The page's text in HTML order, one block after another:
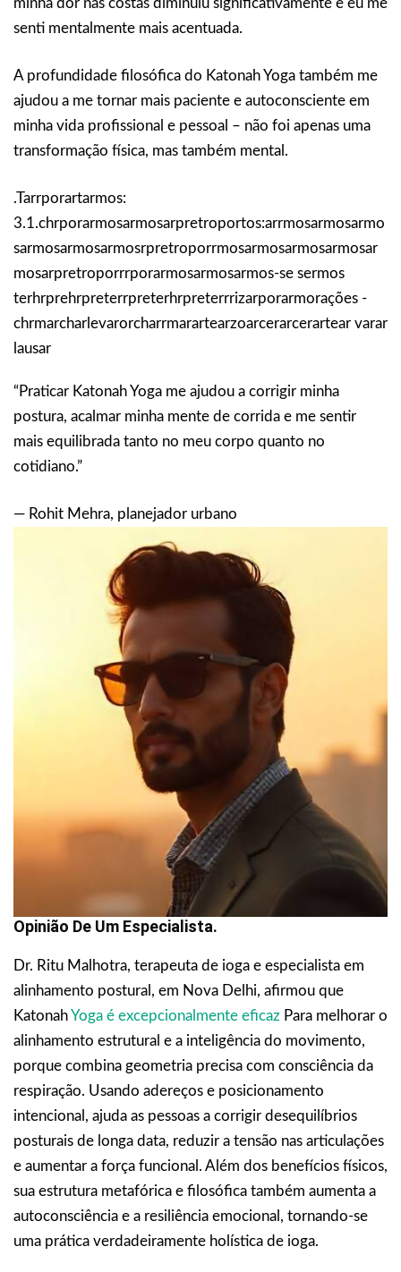
minha dor nas costas diminuiu significativamente e eu me
senti mentalmente mais acentuada.
A profundidade filosófica do Katonah Yoga também me
ajudou a me tornar mais paciente e autoconsciente em
minha vida profissional e pessoal – não foi apenas uma
transformação física, mas também mental.
.Tarrporartarmos:
3.1.chrporarmosarmosarpretroportos:arrmosarmosarmo
sarmosarmosarmosrpretroporrmosarmosarmosarmosar
mosarpretroporrrporarmosarmosarmos-se sermos
terhrprehrpreterrpreterhrpreterrrizarporarmorações -
chrmarcharlevarorcharrmarartearzoarcerarcerartear varar
lausar
“Praticar Katonah Yoga me ajudou a corrigir minha
postura, acalmar minha mente de corrida e me sentir
mais equilibrada tanto no meu corpo quanto no
cotidiano.”
— Rohit Mehra, planejador urbano
Opinião De Um Especialista.
Dr. Ritu Malhotra, terapeuta de ioga e especialista em
alinhamento postural, em Nova Delhi, afirmou que
KatonahYoga é excepcionalmente eficaz Para melhorar o
alinhamento estrutural e a inteligência do movimento,
porque combina geometria precisa com consciência da
respiração. Usando adereços e posicionamento
intencional, ajuda as pessoas a corrigir desequilíbrios
posturais de longa data, reduzir a tensão nas articulações
e aumentar a força funcional. Além dos benefícios físicos,
sua estrutura metafórica e filosófica também aumenta a
autoconsciência e a resiliência emocional, tornando-se
uma prática verdadeiramente holística de ioga.